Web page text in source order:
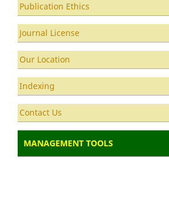
Publication Ethics
Journal License
Our Location
Indexing
Contact Us
MANAGEMENT TOOLS